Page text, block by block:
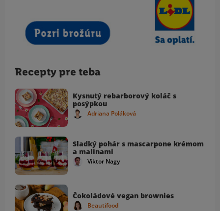
Recepty pre teba
Kysnutý rebarborový koláč s
posýpkou
Adriana Poláková
Sladký pohár s mascarpone krémom
a malinami
Viktor Nagy
Čokoládové vegan brownies
Beautifood